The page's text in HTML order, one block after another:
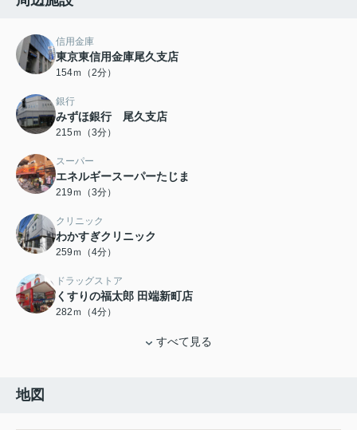
信用金庫
東京東信用金庫尾久支店
154ｍ（2分）
銀行
みずほ銀行 尾久支店
215ｍ（3分）
スーパー
エネルギースーパーたじま
219ｍ（3分）
クリニック
わかすぎクリニック
259ｍ（4分）
ドラッグストア
くすりの福太郎 田端新町店
282ｍ（4分）
すべて見る
地図